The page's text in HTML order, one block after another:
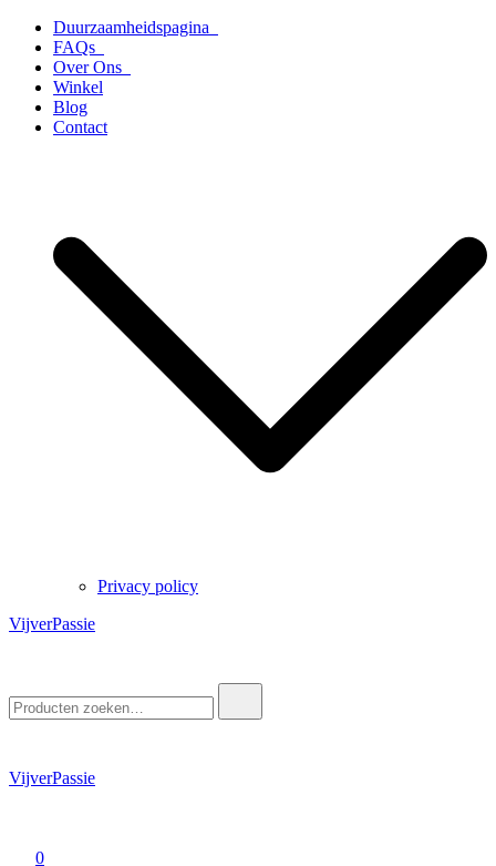
naar
inhoud
Duurzaamheidspagina
FAQs
Over Ons
Winkel
Blog
Contact
Privacy policy
VijverPassie
naar:
VijverPassie
0